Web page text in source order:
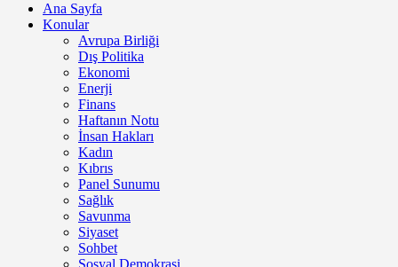
Ana Sayfa
Konular
Avrupa Birliği
Dış Politika
Ekonomi
Enerji
Finans
Haftanın Notu
İnsan Hakları
Kadın
Kıbrıs
Panel Sunumu
Sağlık
Savunma
Siyaset
Sohbet
Sosyal Demokrasi